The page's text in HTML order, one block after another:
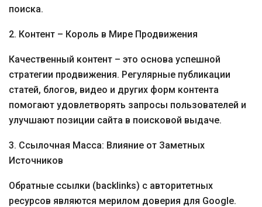
поиска.
2. Контент – Король в Мире Продвижения
Качественный контент – это основа успешной
стратегии продвижения. Регулярные публикации
статей, блогов, видео и других форм контента
помогают удовлетворять запросы пользователей и
улучшают позиции сайта в поисковой выдаче.
3. Ссылочная Масса: Влияние от Заметных
Источников
Обратные ссылки (backlinks) с авторитетных
ресурсов являются мерилом доверия для Google.